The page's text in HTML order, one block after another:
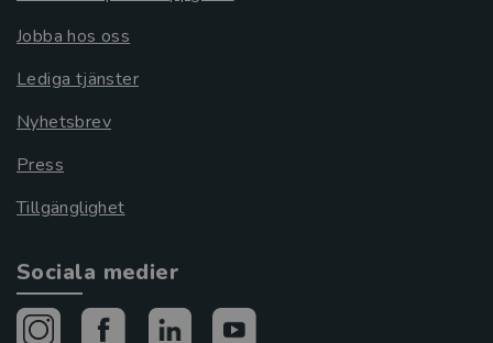
Jobba hos oss
Lediga tjänster
Nyhetsbrev
Press
Tillgänglighet
Sociala medier